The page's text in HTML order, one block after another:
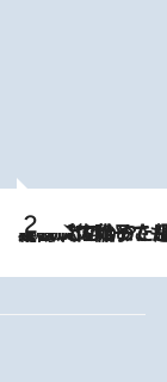
2026.8.5
【阿川佐和子さんの年とる力】なぜ70代で始めた趣味は“こんなに楽しい”のか？ ピアノ、俳句…スランプに陥っても続けられる“ある秘訣”とは